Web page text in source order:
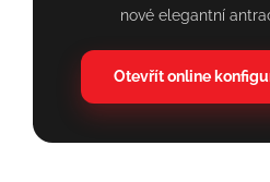
nové elegantní
Otevřít online